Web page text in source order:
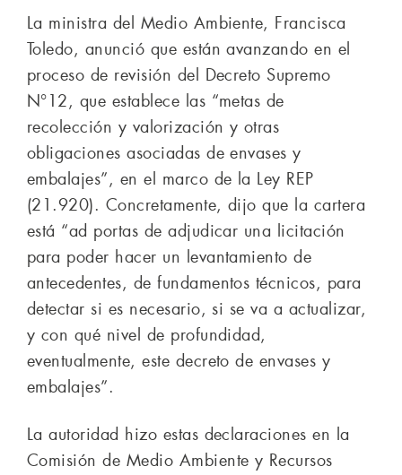
La ministra del Medio Ambiente, Francisca
Toledo, anunció que están avanzando en el
proceso de revisión del Decreto Supremo
N°12, que establece las “metas de
recolección y valorización y otras
obligaciones asociadas de envases y
embalajes”, en el marco de la Ley REP
(21.920). Concretamente, dijo que la cartera
está “ad portas de adjudicar una licitación
para poder hacer un levantamiento de
antecedentes, de fundamentos técnicos, para
detectar si es necesario, si se va a actualizar,
y con qué nivel de profundidad,
eventualmente, este decreto de envases y
embalajes”.
La autoridad hizo estas declaraciones en la
Comisión de Medio Ambiente y Recursos